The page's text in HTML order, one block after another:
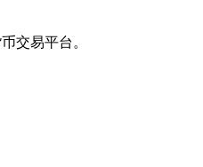
交易平台。